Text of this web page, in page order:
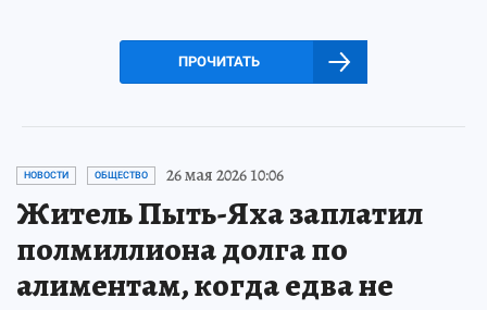
ПРОЧИТАТЬ
НОВОСТИ ОБЩЕСТВО 26 мая 2026 10:06
Житель Пыть-Яха заплатил
полмиллиона долга по
алиментам, когда едва не